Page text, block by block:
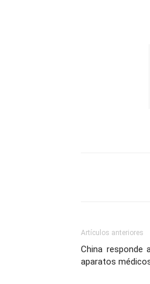
Artículos anteriores
China responde
aparatos